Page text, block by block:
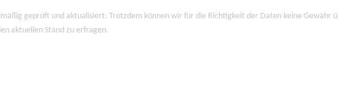
geprüft und aktualisiert. Trotzdem können wir für die Richtigkeit der Daten keine Gewähr
aktuellen Stand zu erfragen.